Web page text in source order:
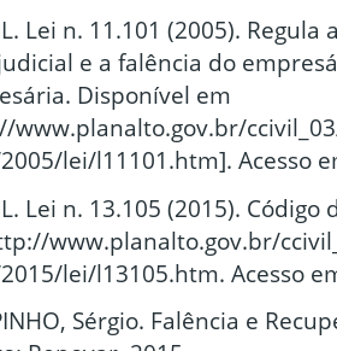
Lei n. 11.101 (2005).
e a falência do
Disponível em
www.planalto.gov.br/
lei/l11101.htm]. Acesso
Lei n. 13.105 (2015).
www.planalto.gov.br/
lei/l13105.htm. Acesso
Sérgio. Falência e